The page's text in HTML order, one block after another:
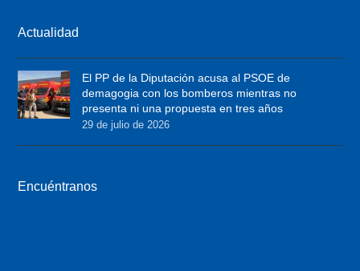
t
t
e
r
e
b
o
o
a
g
r
a
m
Actualidad
El PP de la Diputación acusa al PSOE de
demagogia con los bomberos mientras no
presenta ni una propuesta en tres años
29 de julio de 2026
Encuéntranos